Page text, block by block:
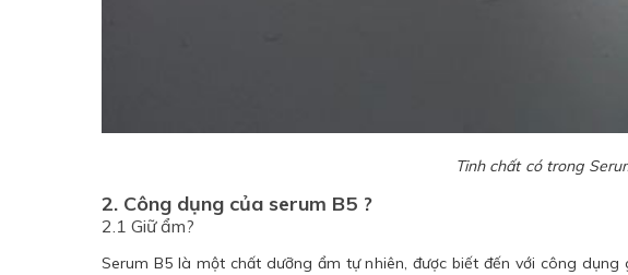
Tinh chất có trong
2. Công dụng của serum B5 ?
2.1 Giữ ẩm?
Serum B5 là một chất dưỡng ẩm tự nhiên, được biết đến với công